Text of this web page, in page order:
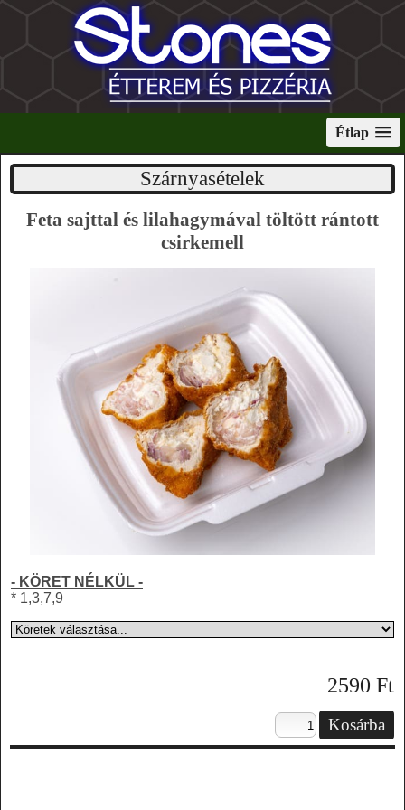
Étlap
Szárnyasételek
Feta sajttal és lilahagymával töltött rántott
csirkemell
- KÖRET NÉLKÜL -
* 1,3,7,9
2590 Ft